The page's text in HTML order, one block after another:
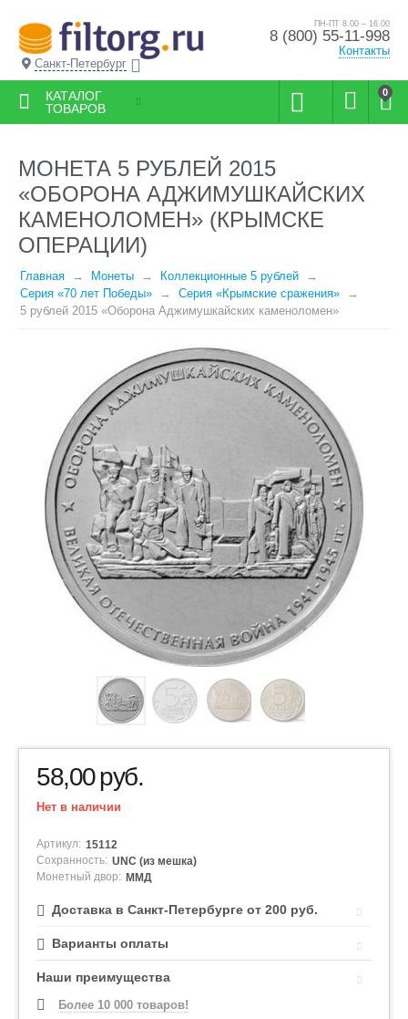
Санкт-Петербург
ПН-ПТ 8.00 – 16.00
8 (800) 55-11-998
Контакты
0
КАТАЛОГ
ТОВАРОВ
МОНЕТА 5 РУБЛЕЙ 2015
«ОБОРОНА АДЖИМУШКАЙСКИХ
КАМЕНОЛОМЕН» (КРЫМСКЕ
ОПЕРАЦИИ)
Главная Монеты
Коллекционные 5 рублей
Серия «70 лет Победы»
Серия «Крымские сражения»
5 рублей 2015 «Оборона Аджимушкайских каменоломен»
58,00руб.
Нет в наличии
Артикул: 15112
Сохранность: UNC (из мешка)
Монетный двор: ММД
Доставка в Санкт-Петербурге от 200 руб.
Варианты оплаты
Наши преимущества
Более 10 000 товаров!